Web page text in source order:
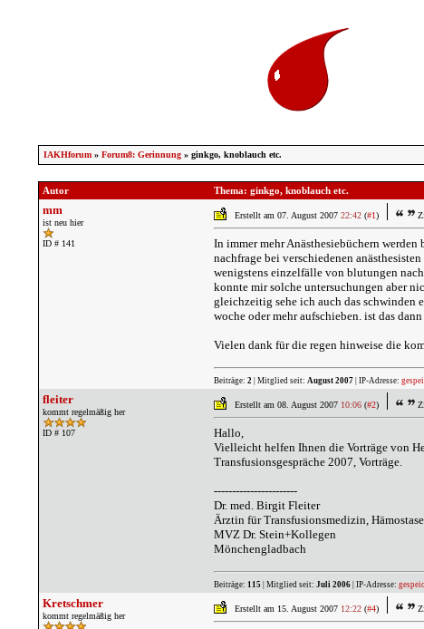
IAKHforum» Forum8: Gerinnung» ginkgo, knoblauch etc.
Autor Thema: ginkgo, knoblauch etc.
mm
ist neu hier
ID # 141
Erstellt am 07. August 2007 22:42(#1)
In immer mehr Anästhesiebüchern
nachfrage bei verschiedenen
wenigstens einzelfälle von blutungen
konnte mir solche untersuchungen aber
gleichzeitig sehe ich auch das schwinden
woche oder mehr aufschieben. ist das
Vielen dank für die regen hinweise die
Beiträge: 2| Mitglied seit: August 2007| IP-Adresse:
fleiter
kommt regelmäßig her
ID # 107
Erstellt am 08. August 2007 10:06(#2)
Hallo,
Vielleicht helfen Ihnen die Vorträge von
Transfusionsgespräche 2007, Vorträge.
-----------------------
Dr. med. Birgit Fleiter
Ärztin für Transfusionsmedizin,
MVZ Dr. Stein+Kollegen
Mönchengladbach
Beiträge: 115 | Mitglied seit: Juli 2006| IP-Adresse:
Kretschmer
kommt regelmäßig her
Erstellt am 15. August 2007 12:22(#4)